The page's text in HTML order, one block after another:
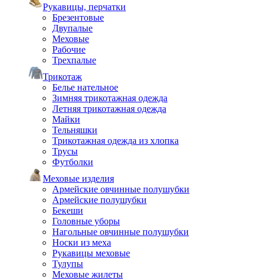
Рукавицы, перчатки
Брезентовые
Двупалые
Меховые
Рабочие
Трехпалые
Трикотаж
Белье нательное
Зимняя трикотажная одежда
Летняя трикотажная одежда
Майки
Тельняшки
Трикотажная одежда из хлопка
Трусы
Футболки
Меховые изделия
Армейские овчинные полушубки
Армейские полушубки
Бекеши
Головные уборы
Нагольные овчинные полушубки
Носки из меха
Рукавицы меховые
Тулупы
Меховые жилеты